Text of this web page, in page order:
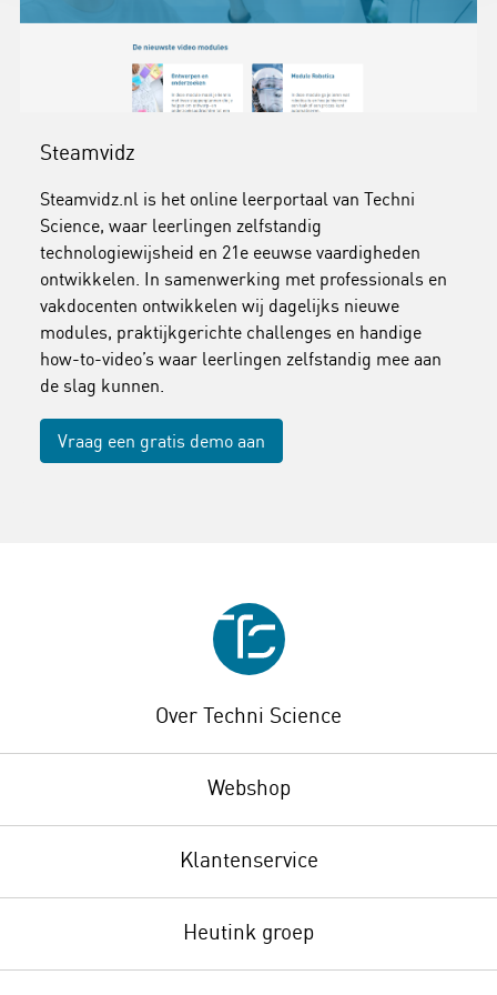
Steamvidz
Steamvidz.nl is het online leerportaal van Techni
Science, waar leerlingen zelfstandig
technologiewijsheid en 21e eeuwse vaardigheden
ontwikkelen. In samenwerking met professionals en
vakdocenten ontwikkelen wij dagelijks nieuwe
modules, praktijkgerichte challenges en handige
how-to-video’s waar leerlingen zelfstandig mee aan
de slag kunnen.
Vraag een gratis demo aan
Over Techni Science
Webshop
Klantenservice
Heutink groep